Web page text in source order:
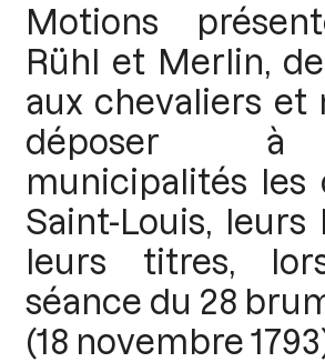
Motions
Rühl et Merlin,
aux chevaliers et
déposer à
municipalités les
Saint-Louis,
leurs titres,
séance du 28
(18 novembre